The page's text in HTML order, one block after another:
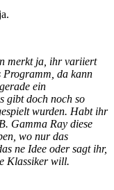
merkt ja, ihr variiert
Programm, da kann
ein
gibt doch noch so
wurden. Habt ihr
Gamma Ray diese
wo nur das
ne Idee oder sagt ihr,
Klassiker will.